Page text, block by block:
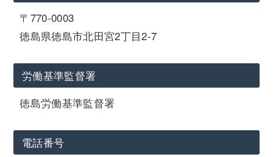
〒770-0003
徳島県徳島市北田宮2丁目2-7
労働基準監督署
徳島労働基準監督署
電話番号